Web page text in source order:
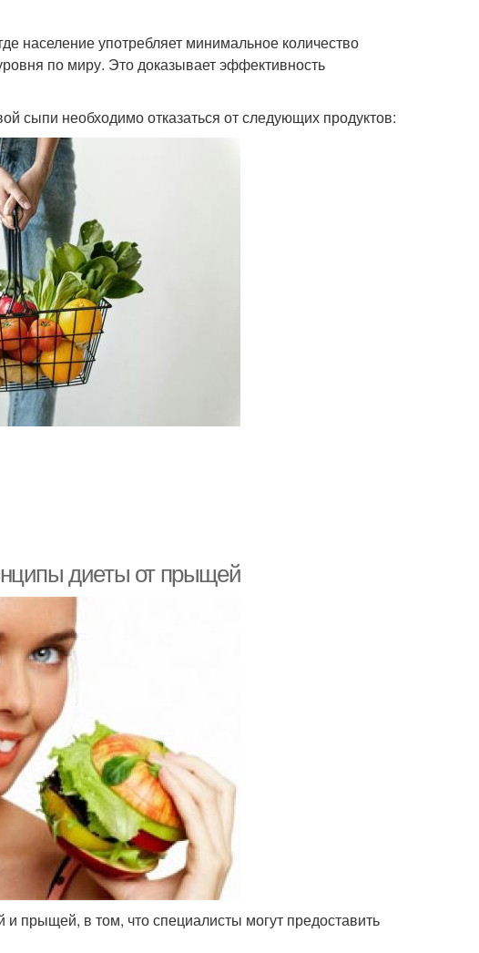
население употребляет минимальное количество
по миру. Это доказывает эффективность
сыпи необходимо отказаться от следующих продуктов:
диеты от прыщей
прыщей, в том, что специалисты могут предоставить